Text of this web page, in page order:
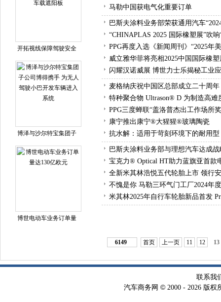
开拓视线保障驾驶安全
博泽与沙尔特宝集团子
博世电动车业务订单量
马勒中国获电气化重要订单
巴斯夫涂料业务部荣获通用汽车
“CHINAPLAS 2025 国际橡塑展”吹
PPG再度入选《新闻周刊》“2025年
威立雅华菲将亮相2025中国国际橡塑
闪耀汉诺威展 博世力士乐揭秘工业
麦格纳庆祝中国区总部成立二十周
特种聚合物 Ultrason® D 为制造高
PPG三度蝉联“盖洛普杰出工作场所
康宁推出康宁®大猩猩®玻璃陶瓷
抗水解：适用于苛刻环境下的耐用型
巴斯夫涂料业务部与理想汽车达成
宝克力® Optical HT助力蓝旗亚首款
全新米其林浩悦五代轮胎上市 领行
不愧是你 马勒三环气门工厂2024年
米其林2025年自行车轮胎新品首发
6149 首页 上一页 11 12 13
联系我
汽车商务网 © 2000 - 2026 版权